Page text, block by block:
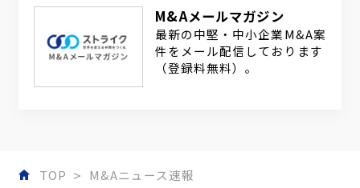
M&Aメールマガジン
最新の中堅・中小企業M&A案
件をメール配信しております
（登録料無料）。
TOP
M&Aニュース速報